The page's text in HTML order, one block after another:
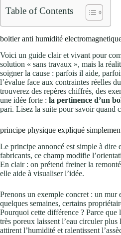
Table of Contents
boitier anti humidité
Voici un guide clair et vivant pour
solution « sans travaux », mais la
soigner la cause : parfois il aide,
l’évalue face aux contraintes réelles
trouverez des repères chiffrés, des
une idée forte : la pertinence d’un
pari. Lisez la suite pour savoir quand
principe physique expliqué
Le principe annoncé est simple à dire
fabricants, ce champ modifie
En clair : on prétend freiner la
elle aide à visualiser l’idée.
Prenons un exemple concret : un mur
quelques semaines, certains
Pourquoi cette différence ? Parce
très poreux laissent l’eau circuler
attirent l’humidité et ralentissent